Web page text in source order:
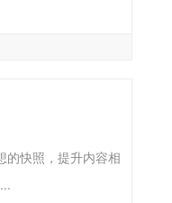
的快照，提升内容相